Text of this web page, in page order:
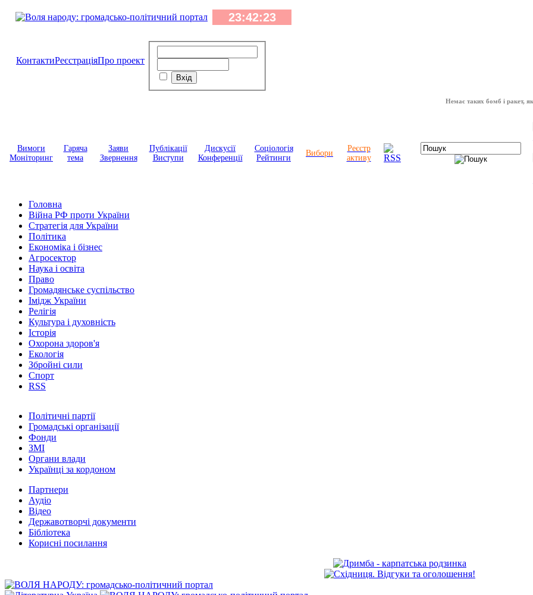
КонтактиРеєстраціяПро проект
Немає таких бомб і ракет, які
Вимоги
Моніторинг
Гаряча
тема
Заяви
Звернення
Публікації
Виступи
Дискусії
Конференції
Соціологія
Рейтинги
Вибори
Реєстр
активу
Головна
Війна РФ проти України
Стратегія для України
Політика
Економіка і бізнес
Агросектор
Наука і освіта
Право
Громадянське суспільство
Імідж України
Релігія
Культура і духовність
Історія
Охорона здоров'я
Екологія
Збройні сили
Спорт
RSS
Політичні партії
Громадські організації
Фонди
ЗМІ
Органи влади
Українці за кордоном
Партнери
Аудіо
Відео
Державотворчі документи
Бібліотека
Корисні посилання